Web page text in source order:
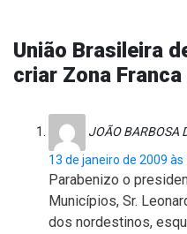
União Brasileira
criar Zona
JOÃO BARBOSA
13 de janeiro de 2009 às
Parabenizo o
Municípios, Sr.
dos nordestinos,